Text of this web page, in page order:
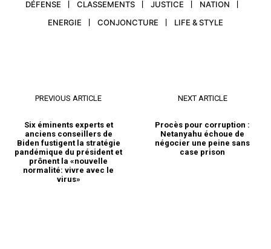
Bennet, le programme de la
visite de deux jours prévoit
une rencontre avec MBZ en
16 June 2023
DÉFENSE CLASSEMENTS JUSTICE
NATION
ENERGIE
CONJONCTURE LIFE & STYLE
PREVIOUS ARTICLE
Six éminents experts et
anciens conseillers de
Biden fustigent la stratégie
pandémique du président et
prônent la «nouvelle
normalité: vivre avec le
virus»
NEXT ARTICLE
Procès pour corruption :
Netanyahu échoue de
négocier une peine sans
case prison